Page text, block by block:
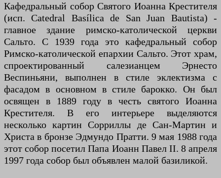
Кафедральный собор Святого Иоанна Крестителя
(исп. Catedral Basílica de San Juan Bautista) -
главное здание римско-католической церкви
Сальто. С 1939 года это кафедральный собор
Римско-католической епархии Сальто. Этот храм,
спроектированный салезианцем Эрнесто
Веспиньяни, выполнен в стиле эклектизма с
фасадом в основном в стиле барокко. Он был
освящен в 1889 году в честь святого Иоанна
Крестителя. В его интерьере выделяются
несколько картин Сорриллы де Сан-Мартин и
Христа в бронзе Эдмундо Пратти. 9 мая 1988 года
этот собор посетил Папа Иоанн Павел II. 8 апреля
1997 года собор был объявлен малой базиликой.